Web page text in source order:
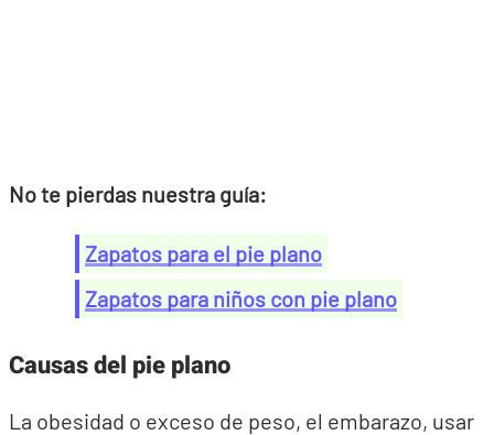
No te pierdas nuestra guía:
Zapatos para el pie plano
Zapatos para niños con pie plano
Causas del pie plano
La obesidad o exceso de peso, el embarazo, usar